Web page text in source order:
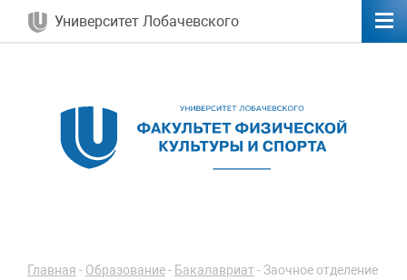
Университет Лобачевского
Главная - Образование- Бакалавриат-Заочное отделение